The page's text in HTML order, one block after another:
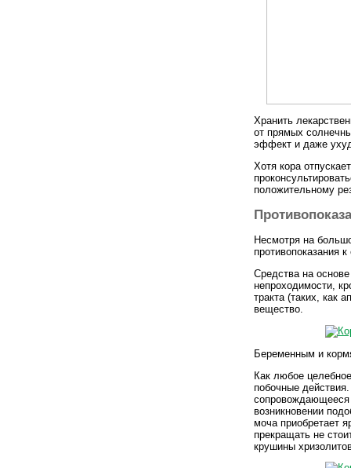
Хранить
от прямых
эффект и даже
Хотя кора
положительному
Несмотря на
противопоказания
Средства на
непроходимости,
тракта (таких, как
вещество.
Беременным и
Как любое
побочные
сопровождающееся
возникновении
моча приобретает
прекращать не
крушины